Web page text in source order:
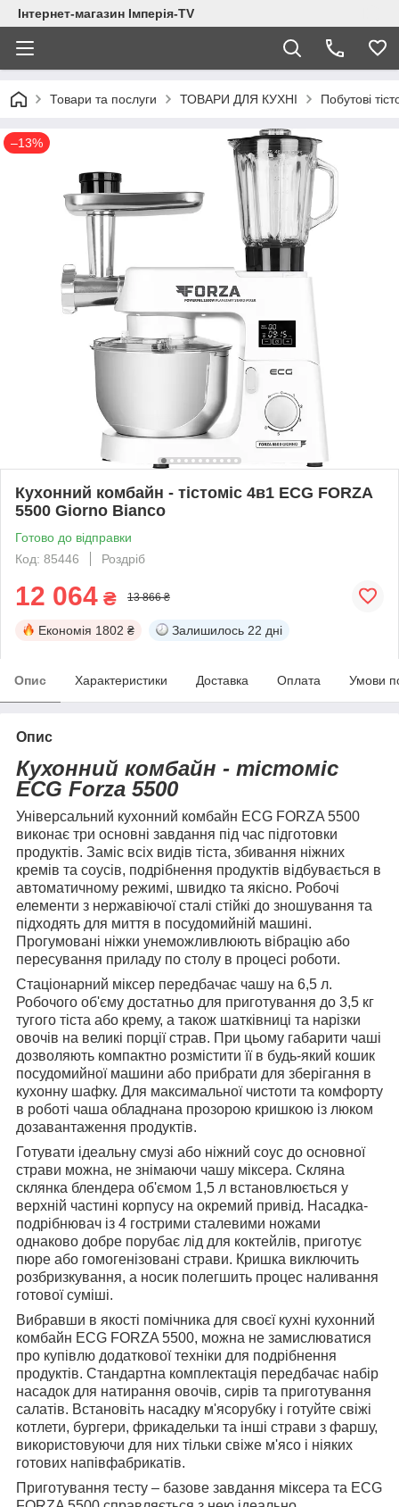
Інтернет-магазин Імперія-TV
Товари та послуги ТОВАРИ ДЛЯ КУХНІ Побутові
–13%
Кухонний комбайн - тістоміс 4в1 ECG FORZA
5500 Giorno Bianco
Готово до відправки
Код: 85446
Роздріб
12 064 ₴ 13 866 ₴
Економія 1802 ₴ Залишилось 22 дні
Опис Характеристики Доставка Оплата Умови
Опис
Кухонний комбайн - тістоміс
ECG Forza 5500
Універсальний кухонний комбайн ECG FORZA 5500
виконає три основні завдання під час підготовки
продуктів. Заміс всіх видів тіста, збивання ніжних
кремів та соусів, подрібнення продуктів відбувається в
автоматичному режимі, швидко та якісно. Робочі
елементи з нержавіючої сталі стійкі до зношування та
підходять для миття в посудомийній машині.
Прогумовані ніжки унеможливлюють вібрацію або
пересування приладу по столу в процесі роботи.
Стаціонарний міксер передбачає чашу на 6,5 л.
Робочого об'єму достатньо для приготування до 3,5 кг
тугого тіста або крему, а також шатківниці та нарізки
овочів на великі порції страв. При цьому габарити чаші
дозволяють компактно розмістити її в будь-який кошик
посудомийної машини або прибрати для зберігання в
кухонну шафку. Для максимальної чистоти та комфорту
в роботі чаша обладнана прозорою кришкою із люком
дозавантаження продуктів.
Готувати ідеальну смузі або ніжний соус до основної
страви можна, не знімаючи чашу міксера. Скляна
склянка блендера об'ємом 1,5 л встановлюється у
верхній частині корпусу на окремий привід. Насадка-
подрібнювач із 4 гострими сталевими ножами
однаково добре порубає лід для коктейлів, приготує
пюре або гомогенізовані страви. Кришка виключить
розбризкування, а носик полегшить процес наливання
готової суміші.
Вибравши в якості помічника для своєї кухні кухонний
комбайн ECG FORZA 5500, можна не замислюватися
про купівлю додаткової техніки для подрібнення
продуктів. Стандартна комплектація передбачає набір
насадок для натирання овочів, сирів та приготування
салатів. Встановіть насадку м'ясорубку і готуйте свіжі
котлети, бургери, фрикадельки та інші страви з фаршу,
використовуючи для них тільки свіже м'ясо і ніяких
готових напівфабрикатів.
Приготування тесту – базове завдання міксера та ECG